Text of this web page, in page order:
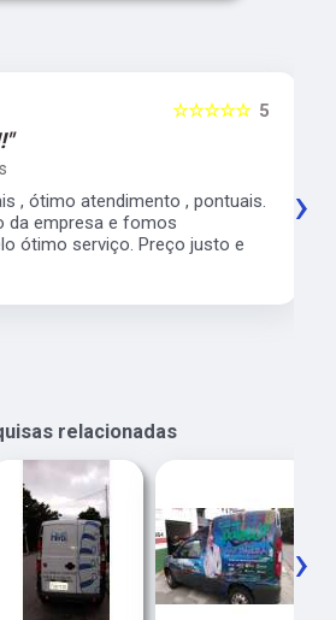
5
☆☆☆☆☆
, ótimo atendimento , pontuais.
da empresa e fomos
ótimo serviço. Preço justo e
›
relacionadas
›